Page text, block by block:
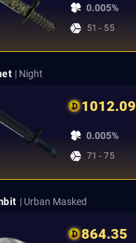
0.005%
51 - 55
| Night
1012.09
0.005%
71 - 75
| Urban Masked
864.35